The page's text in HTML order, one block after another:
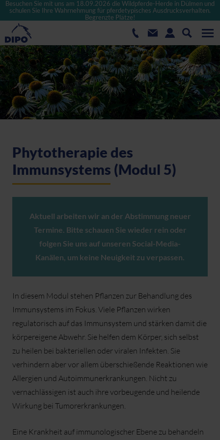
Besuchen Sie mit uns am 18.09.2026 die Wildpferde-Herde in Dülmen und
schulen Sie Ihre Wahrnehmung für pferdetypisches Ausdrucksverhalten.
Begrenzte Plätze!
Phytotherapie des
Immunsystems (Modul 5)
Aktuell arbeiten wir an der Abstimmung neuer
Termine. Bitte schauen Sie wieder rein oder
folgen Sie uns auf unseren Social-Media-
Kanälen, um keine Neuigkeit zu verpassen.
In diesem Modul stehen Pflanzen zur Behandlung des
Immunsystems im Fokus. Viele Pflanzen wirken
regulatorisch auf das Immunsystem und stärken damit die
körpereigene Abwehr. Sie helfen dem Körper, sich selbst
zu heilen bei bakteriellen oder viralen Infekten. Sie
verhindern aber vor allem überschießende Reaktionen wie
Allergien und Autoimmunerkrankungen. Nicht zu
vernachlässigen ist auch ihre vorbeugende und heilende
Wirkung bei Tumorerkrankungen.
Eine Krankheit auf immunologischer Ebene zu behandeln